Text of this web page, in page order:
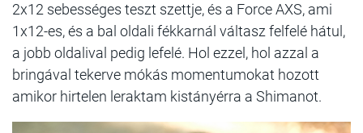
2x12 sebességes teszt szettje, és a Force AXS, ami
1x12-es, és a bal oldali fékkarnál váltasz felfelé hátul,
a jobb oldalival pedig lefelé. Hol ezzel, hol azzal a
bringával tekerve mókás momentumokat hozott
amikor hirtelen leraktam kistányérra a Shimanot.